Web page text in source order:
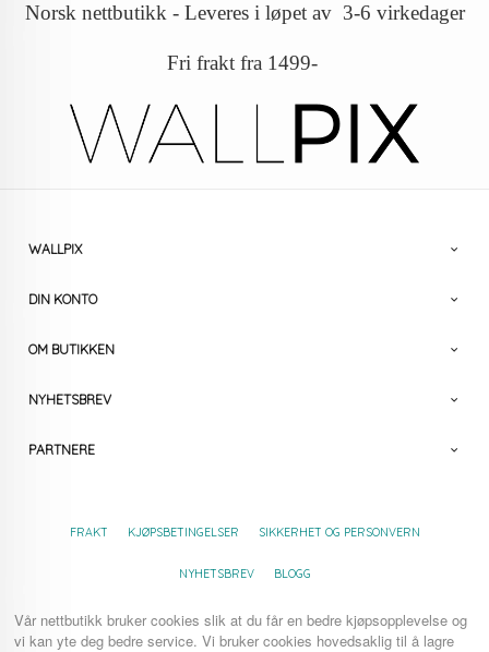
Norsk nettbutikk - Leveres i løpet av 3-6 virkedager
Fri frakt fra 1499-
WALLPIX
DIN KONTO
OM BUTIKKEN
NYHETSBREV
PARTNERE
FRAKT KJØPSBETINGELSER SIKKERHET OG PERSONVERN
NYHETSBREV BLOGG
Vår nettbutikk bruker cookies slik at du får en bedre kjøpsopplevelse og
vi kan yte deg bedre service. Vi bruker cookies hovedsaklig til å lagre